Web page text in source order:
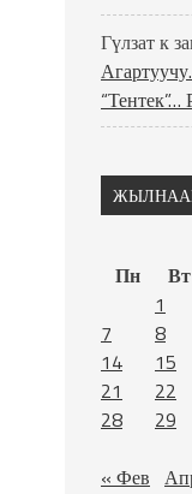
Гүлзатк
Пн
Вт
1
7
8
14
15
21
22
28
29
« Фев